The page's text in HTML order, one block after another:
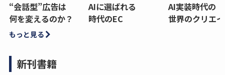
“会話型”広告は
何を変えるのか？
AIに選ばれる
時代のEC
AI実装時代の
世界のクリエ
もっと見る
新刊書籍